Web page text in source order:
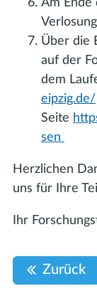
Am Ende
Über die
auf der
dem
eipzig.de/
Seite
sen
Herzlichen
uns für Ihre
Ihr
Zurück